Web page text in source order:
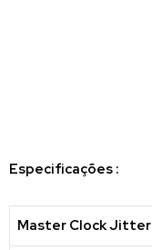
Especificações :
Master Clock Jitter